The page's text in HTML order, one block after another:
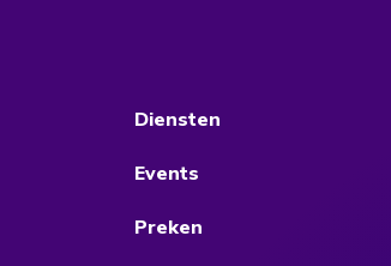
Diensten
Events
Preken